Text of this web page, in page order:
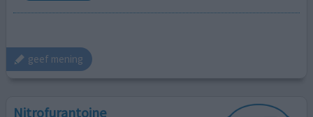
geef mening
Nitrofurantoine